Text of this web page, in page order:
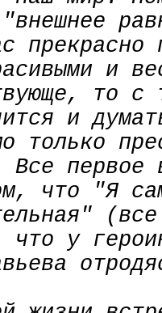
прекрасно
и
то с
и
только
Все первое
что "Я
что у